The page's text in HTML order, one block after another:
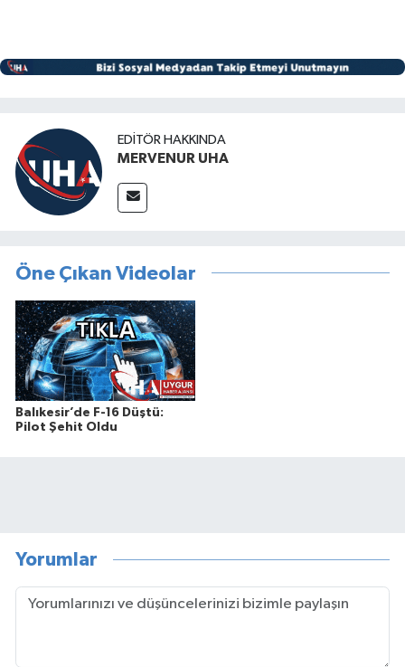
EDITÖR HAKKINDA
MERVENUR UHA
Öne Çıkan Videolar
Balıkesir’de F-16 Düştü:
Pilot Şehit Oldu
Yorumlar